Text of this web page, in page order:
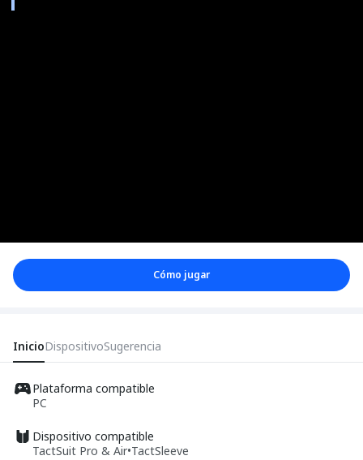
Cómo jugar
InicioDispositivoSugerencia
Plataforma compatible
PC
Dispositivo compatible
TactSuit Pro & Air•TactSleeve